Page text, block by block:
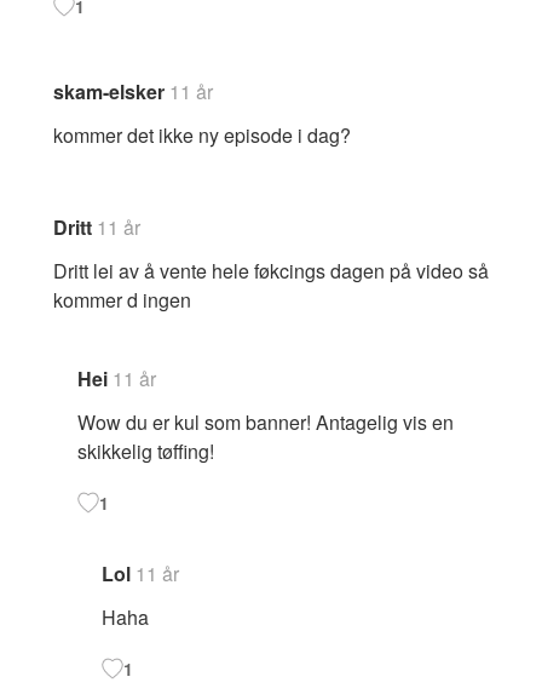
1
skam-elsker 11 år
kommer det ikke ny episode i dag?
Dritt 11 år
Dritt lei av å vente hele føkcings dagen på video så
kommer d ingen
Hei 11 år
Wow du er kul som banner! Antagelig vis en
skikkelig tøffing!
1
Lol 11 år
Haha
1